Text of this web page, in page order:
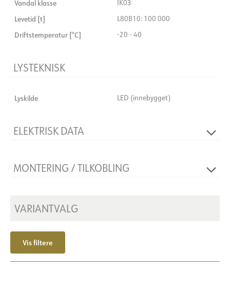
Vandal klasse IK03
Levetid [t] L80B10: 100 000
Driftstemperatur [°C] -20 - 40
LYSTEKNISK
Lyskilde LED (innebygget)
ELEKTRISK DATA
Spenning [V] 230V 50Hz
MONTERING / TILKOBLING
Montering
VARIANTVALG
Vis filtere